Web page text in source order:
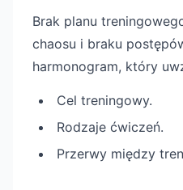
Brak planu
chaosu i braku
harmonogram, który
Cel treningowy.
Rodzaje ćwiczeń.
Przerwy między